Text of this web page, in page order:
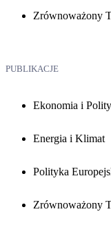
Zrównoważony
PUBLIKACJE
Ekonomia i
Energia i Klimat
Polityka
Zrównoważony